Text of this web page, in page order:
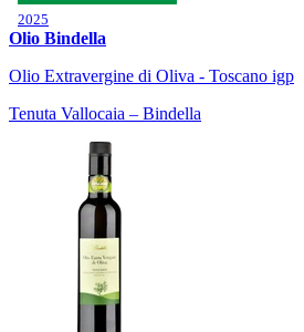
2025
Olio Bindella
Olio Extravergine di Oliva - Toscano igp
Tenuta Vallocaia – Bindella